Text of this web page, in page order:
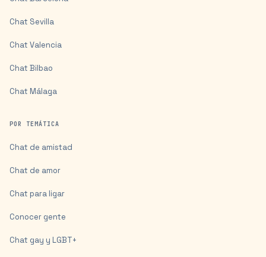
Chat Sevilla
Chat Valencia
Chat Bilbao
Chat Málaga
POR TEMÁTICA
Chat de amistad
Chat de amor
Chat para ligar
Conocer gente
Chat gay y LGBT+